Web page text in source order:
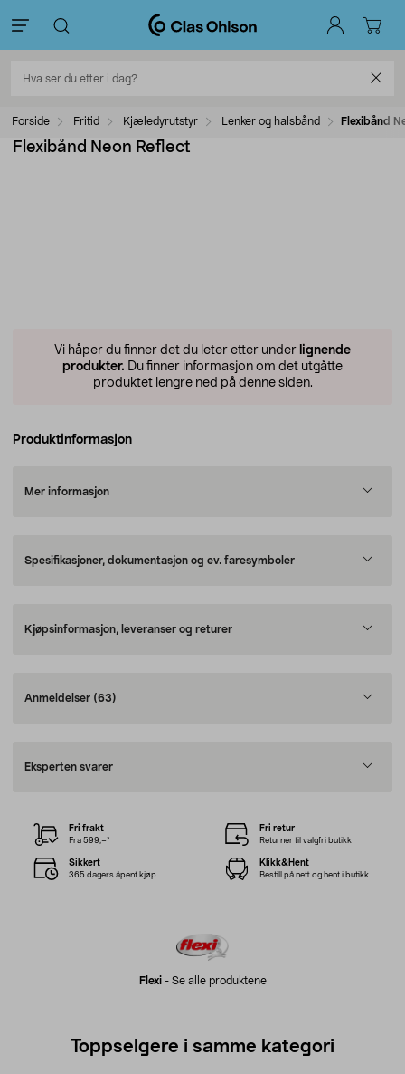
Forside Fritid Kjæledyrutstyr Lenker og halsbånd Flexibånd
Flexibånd Neon Reflect
Vi håper du finner det du leter etter under lignende
produkter. Du finner informasjon om det utgåtte
produktet lengre ned på denne siden.
Produktinformasjon
Mer informasjon
Spesifikasjoner, dokumentasjon og ev. faresymboler
Kjøpsinformasjon, leveranser og returer
Anmeldelser (63)
Eksperten svarer
Flexi- Se alle produktene
Fri frakt
Fra 599,–*
Fri retur
Returner til valgfri butikk
Sikkert
365 dagers åpent kjøp
Klikk&Hent
Bestill på nett og hent i butikk
Toppselgere i samme kategori